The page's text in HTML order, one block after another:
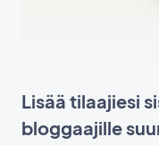
Lisää tilaajiesi
bloggaajille